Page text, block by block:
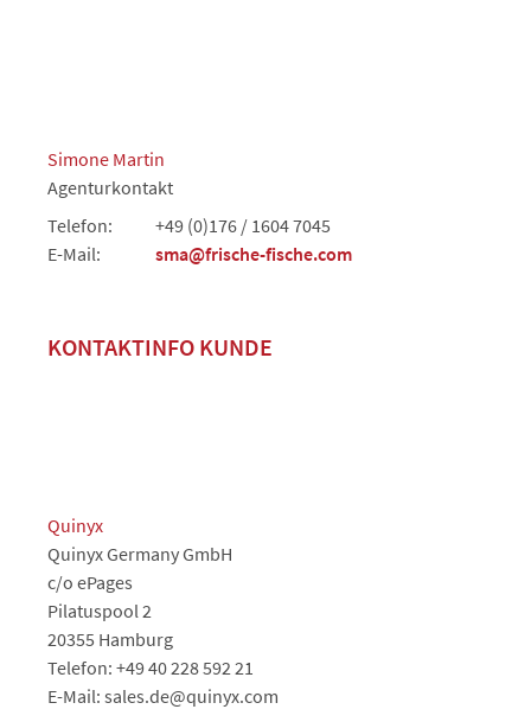
Simone Martin
Agenturkontakt
Telefon:
+49 (0)176 / 1604 7045
E-Mail:
sma@frische-fische.com
KONTAKTINFO KUNDE
Quinyx
Quinyx Germany GmbH
c/o ePages
Pilatuspool 2
20355 Hamburg
Telefon: +49 40 228 592 21
E-Mail: sales.de@quinyx.com